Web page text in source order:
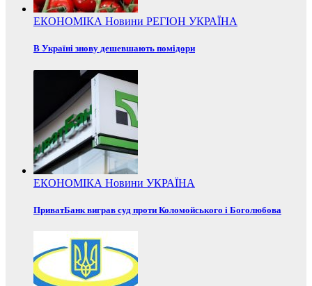
ЕКОНОМІКА Новини РЕГІОН УКРАЇНА
В Україні знову дешевшають помідори
ЕКОНОМІКА Новини УКРАЇНА
ПриватБанк виграв суд проти Коломойського і Боголюбова